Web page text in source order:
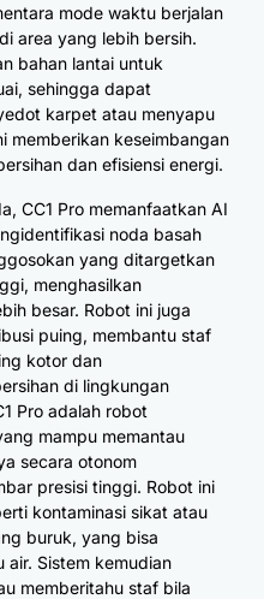
mode waktu berjalan
area yang lebih bersih.
bahan lantai untuk
sehingga dapat
karpet atau menyapu
memberikan keseimbangan
dan efisiensi energi.
CC1 Pro memanfaatkan AI
noda basah
yang ditargetkan
menghasilkan
besar. Robot ini juga
puing, membantu staf
kotor dan
di lingkungan
Pro adalah robot
mampu memantau
secara otonom
presisi tinggi. Robot ini
kontaminasi sikat atau
buruk, yang bisa
air. Sistem kemudian
memberitahu staf bila